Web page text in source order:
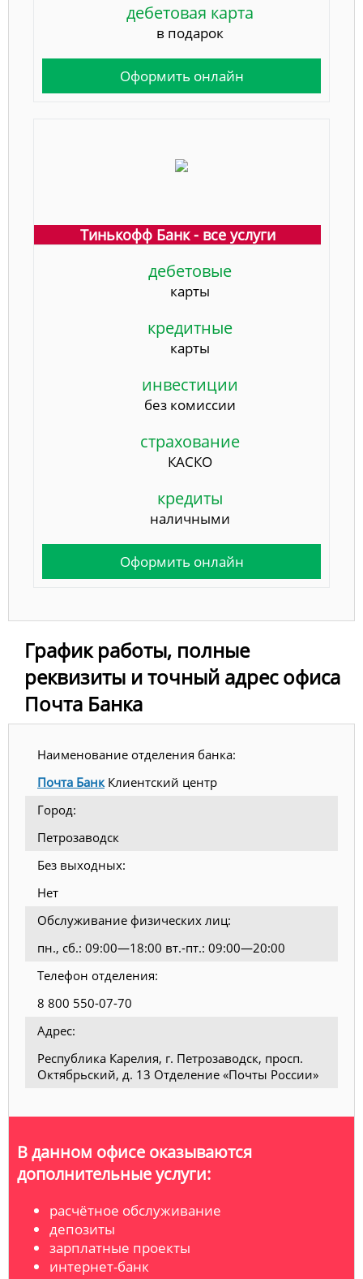
дебетовая карта
в подарок
Оформить онлайн
Тинькофф Банк - все услуги
дебетовые
карты
кредитные
карты
инвестиции
без комиссии
страхование
КАСКО
кредиты
наличными
Оформить онлайн
График работы, полные
реквизиты и точный адрес офиса
Почта Банка
Наименование отделения банка:
Почта БанкКлиентский центр
Город:
Петрозаводск
Без выходных:
Нет
Обслуживание физических лиц:
пн., сб.: 09:00—18:00 вт.-пт.: 09:00—20:00
Телефон отделения:
8 800 550-07-70
Адрес:
Республика Карелия, г. Петрозаводск, просп.
Октябрьский, д. 13 Отделение «Почты России»
В данном офисе оказываются
дополнительные услуги:
расчётное обслуживание
депозиты
зарплатные проекты
интернет-банк